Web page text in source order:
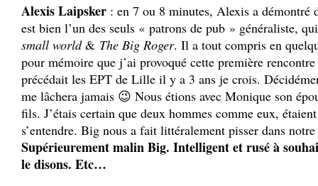
Alexis Laipsker : en 7 ou 8 minutes, Alexis a démontré
est bien l’un des seuls « patrons de pub » généraliste,
small world& The Big Roger. Il a tout compris en
pour mémoire que j’ai provoqué cette première
précédait les EPT de Lille il y a 3 ans je crois.
me lâchera jamais 😉 Nous étions avec Monique son
fils. J’étais certain que deux hommes comme eux,
s’entendre. Big nous a fait littéralement pisser dans
Supérieurement malin Big. Intelligent et rusé à
le disons. Etc…